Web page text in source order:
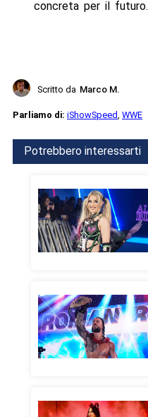
concreta per il futuro.
Scritto da Marco M.
Parliamo di: iShowSpeed WWE
Potrebbero interessarti